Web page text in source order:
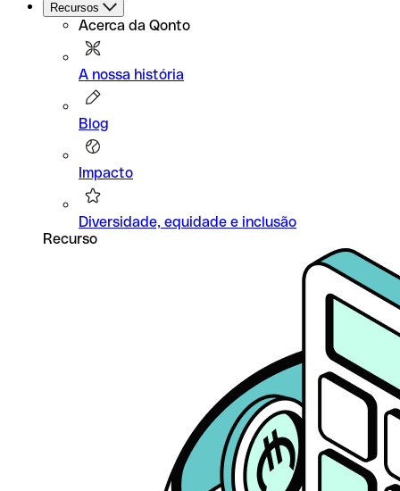
Recursos
Acerca da Qonto
A nossa história
Blog
Impacto
Diversidade, equidade e inclusão
Recurso